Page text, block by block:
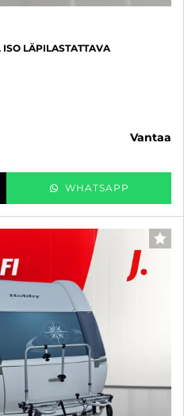
LÄPILASTATTAVA
vantaa
WHATSAPP